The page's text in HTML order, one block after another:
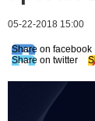
05-22-2018 15:00
Share on facebook
Share on twitter